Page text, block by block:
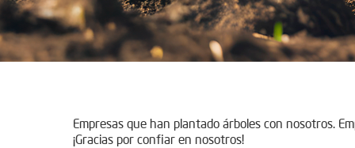
Empresas que han plantado árboles con nosotros.
¡Gracias por confiar en nosotros!